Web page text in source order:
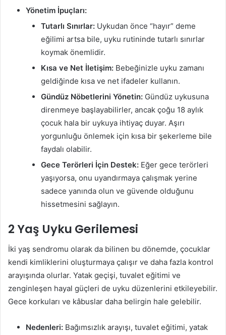
Yönetim İpuçları:
Tutarlı Sınırlar: Uykudan önce “hayır” deme
eğilimi artsa bile, uyku rutininde tutarlı sınırlar
koymak önemlidir.
Kısa ve Net İletişim: Bebeğinizle uyku zamanı
geldiğinde kısa ve net ifadeler kullanın.
Gündüz Nöbetlerini Yönetin: Gündüz uykusuna
direnmeye başlayabilirler, ancak çoğu 18 aylık
çocuk hala bir uykuya ihtiyaç duyar. Aşırı
yorgunluğu önlemek için kısa bir şekerleme bile
faydalı olabilir.
Gece Terörleri İçin Destek: Eğer gece terörleri
yaşıyorsa, onu uyandırmaya çalışmak yerine
sadece yanında olun ve güvende olduğunu
hissetmesini sağlayın.
2 Yaş Uyku Gerilemesi
İki yaş sendromu olarak da bilinen bu dönemde, çocuklar
kendi kimliklerini oluşturmaya çalışır ve daha fazla kontrol
arayışında olurlar. Yatak geçişi, tuvalet eğitimi ve
zenginleşen hayal güçleri de uyku düzenlerini etkileyebilir.
Gece korkuları ve kâbuslar daha belirgin hale gelebilir.
Nedenleri: Bağımsızlık arayışı, tuvalet eğitimi, yatak